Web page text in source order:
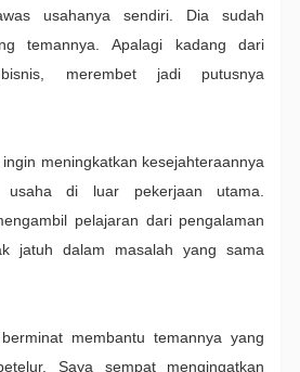
usahanya sendiri. Dia sudah
temannya. Apalagi kadang dari
merembet jadi putusnya
meningkatkan kesejahteraannya
usaha di luar pekerjaan utama.
pelajaran dari pengalaman
jatuh dalam masalah yang sama
membantu temannya yang
Saya sempat mengingatkan